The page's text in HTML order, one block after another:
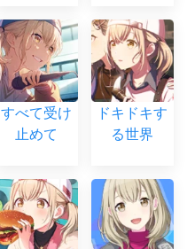
すべて受け
止めて
ドキドキす
る世界